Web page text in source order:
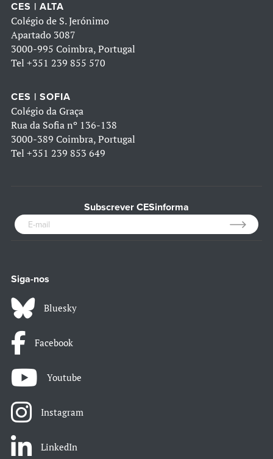
CES | ALTA
Colégio de S. Jerónimo
Apartado 3087
3000-995 Coimbra, Portugal
Tel +351 239 855 570
CES | SOFIA
Colégio da Graça
Rua da Sofia nº 136-138
3000-389 Coimbra, Portugal
Tel +351 239 853 649
Subscrever CESinforma
Siga-nos
Bluesky
Facebook
Youtube
Instagram
LinkedIn